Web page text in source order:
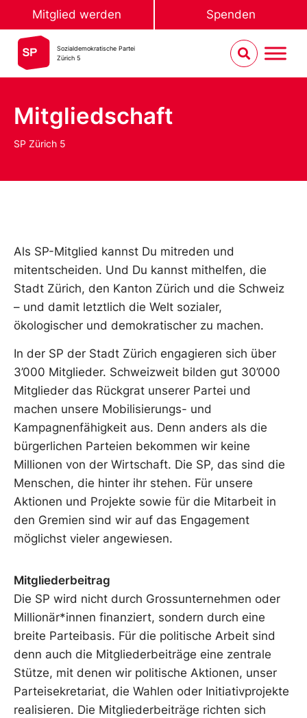
Mitglied werden Spenden
Sozialdemokratische Partei
Zürich 5
Mitgliedschaft
SP Zürich 5
Als SP-Mitglied kannst Du mitreden und
mitentscheiden. Und Du kannst mithelfen, die
Stadt Zürich, den Kanton Zürich und die Schweiz
– und damit letztlich die Welt sozialer,
ökologischer und demokratischer zu machen.
In der SP der Stadt Zürich engagieren sich über
3’000 Mitglieder. Schweizweit bilden gut 30’000
Mitglieder das Rückgrat unserer Partei und
machen unsere Mobilisierungs- und
Kampagnenfähigkeit aus. Denn anders als die
bürgerlichen Parteien bekommen wir keine
Millionen von der Wirtschaft. Die SP, das sind die
Menschen, die hinter ihr stehen. Für unsere
Aktionen und Projekte sowie für die Mitarbeit in
den Gremien sind wir auf das Engagement
möglichst vieler angewiesen.
Mitgliederbeitrag
Die SP wird nicht durch Grossunternehmen oder
Millionär*innen finanziert, sondern durch eine
breite Parteibasis. Für die politische Arbeit sind
denn auch die Mitgliederbeiträge eine zentrale
Stütze, mit denen wir politische Aktionen, unser
Parteisekretariat, die Wahlen oder Initiativprojekte
realisieren. Die Mitgliederbeiträge richten sich